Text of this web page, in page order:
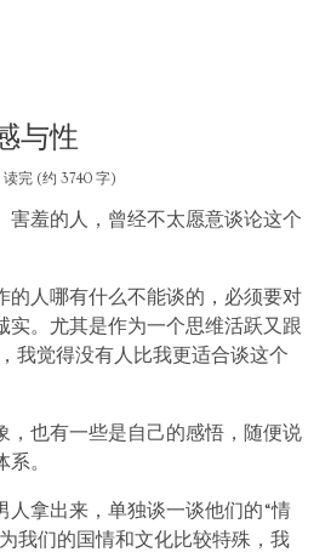
与性
读完 (约 3740 字)
害羞的人，曾经不太愿意谈论这个
的人哪有什么不能谈的，必须要对
实。尤其是作为一个思维活跃又跟
我觉得没有人比我更适合谈这个
，也有一些是自己的感悟，随便说
。
人拿出来，单独谈一谈他们的“情
我们的国情和文化比较特殊，我